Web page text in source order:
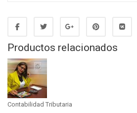
Productos relacionados
Contabilidad Tributaria